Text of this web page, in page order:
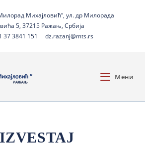
Михајловић“, ул. др Милорада
5, 37215 Ражањ, Србија
37 3841 151
dz.razanj@mts.rs
Мени